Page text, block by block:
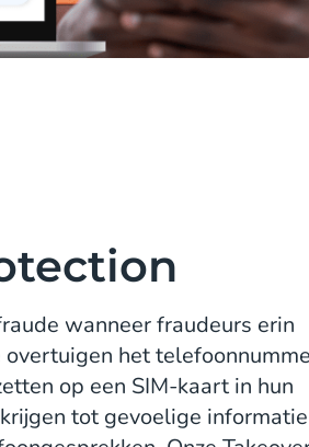
wanneer fraudeurs erin
het
op een SIM-kaart in hun
tot gevoelige informatie